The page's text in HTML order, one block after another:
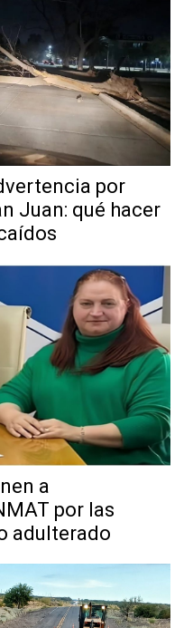
por
Juan: qué hacer
a
por las
adulterado